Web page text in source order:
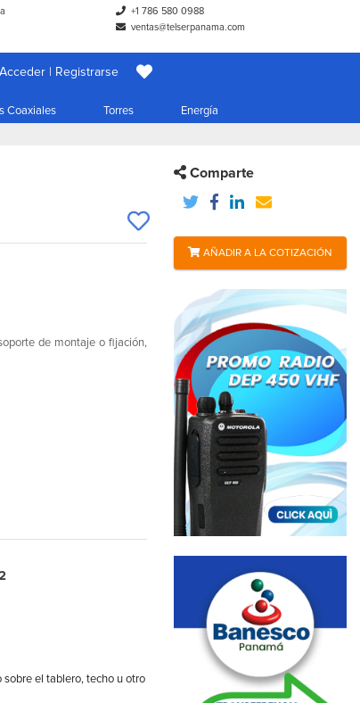
+1 786 580 0988
ventas@telserpanama.com
| Registrarse
Coaxiales Torres Energía
de montaje o fijación,
el tablero, techo u otro
Comparte
AÑADIR A LA COTIZACIÓN